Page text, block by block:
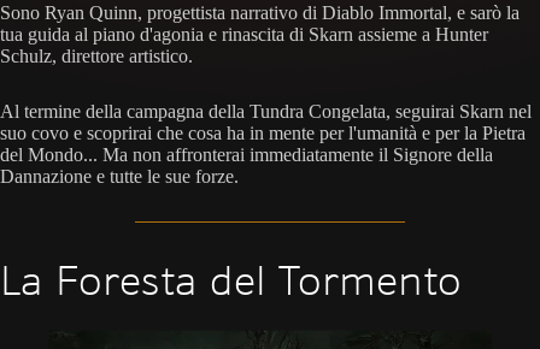
Sono Ryan Quinn, progettista narrativo di Diablo Immortal, e sarò la
tua guida al piano d'agonia e rinascita di Skarn assieme a Hunter
Schulz, direttore artistico.
Al termine della campagna della Tundra Congelata, seguirai Skarn nel
suo covo e scoprirai che cosa ha in mente per l'umanità e per la Pietra
del Mondo... Ma non affronterai immediatamente il Signore della
Dannazione e tutte le sue forze.
La Foresta del Tormento